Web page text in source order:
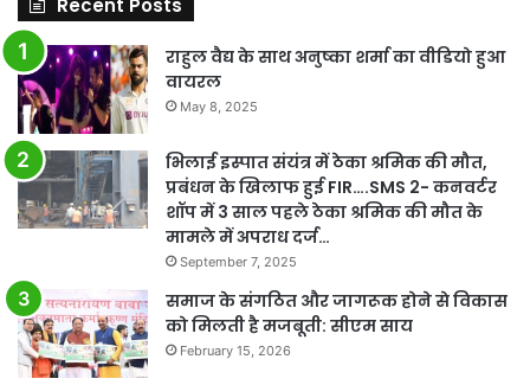
Recent Posts
राहुल वैद्य के साथ अनुष्का शर्मा का वीडियो हुआ
वायरल
May 8, 2025
भिलाई इस्पात संयंत्र में ठेका श्रमिक की मौत,
प्रबंधन के खिलाफ हुई FIR….SMS 2- कनवर्टर
शॉप में 3 साल पहले ठेका श्रमिक की मौत के
मामले में अपराध दर्ज…
September 7, 2025
समाज के संगठित और जागरूक होने से विकास
को मिलती है मजबूती: सीएम साय
February 15, 2026